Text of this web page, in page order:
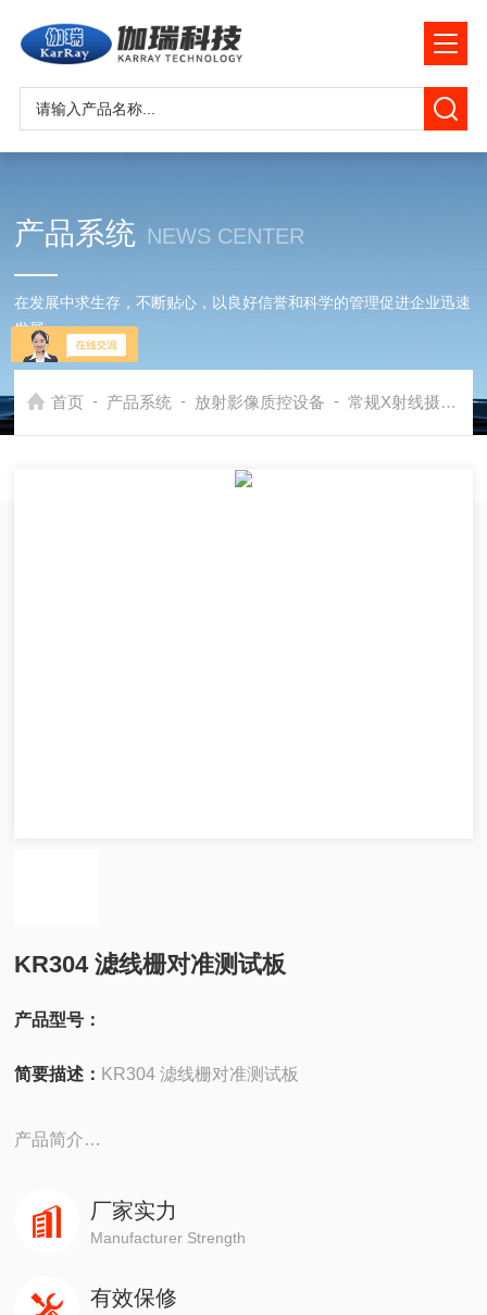
产品系统 NEWS CENTER
在发展中求生存，不断贴心，以良好信誉和科学的管理促进企业迅速
发展
首页 - 产品系统 - 放射影像质控设备 - 常规X射线摄影检测模体
KR304 滤线栅对准测试板
产品型号：
简要描述： KR304 滤线栅对准测试板
产品简介
滤线栅对准测试板 KR304
规范》
厂家实力
Manufacturer Strength
有效保修